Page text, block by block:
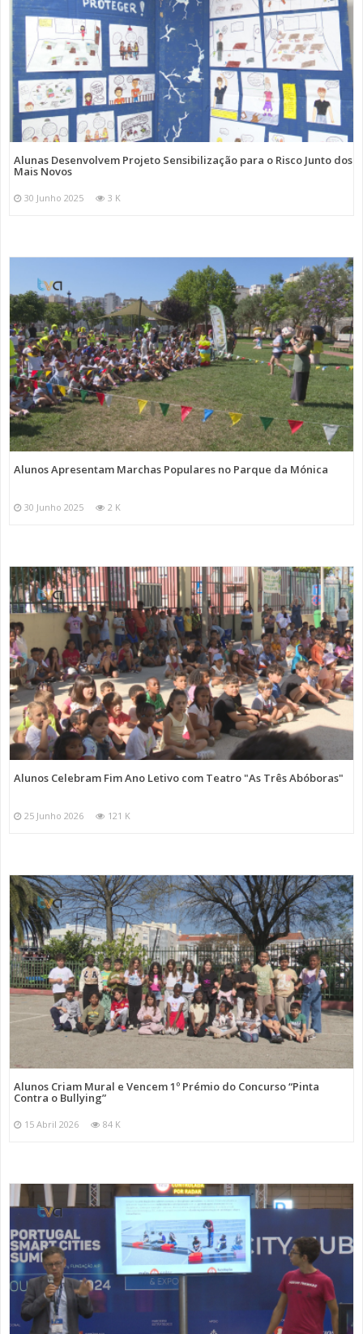
Alunas Desenvolvem Projeto Sensibilização para o Risco Junto dos
Mais Novos
30 Junho 2025 3 K
Alunos Apresentam Marchas Populares no Parque da Mónica
30 Junho 2025 2 K
Alunos Celebram Fim Ano Letivo com Teatro "As Três Abóboras"
25 Junho 2026 121 K
Alunos Criam Mural e Vencem 1º Prémio do Concurso “Pinta
Contra o Bullying”
15 Abril 2026 84 K